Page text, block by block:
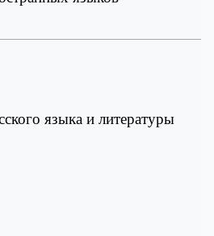
языка и литературы